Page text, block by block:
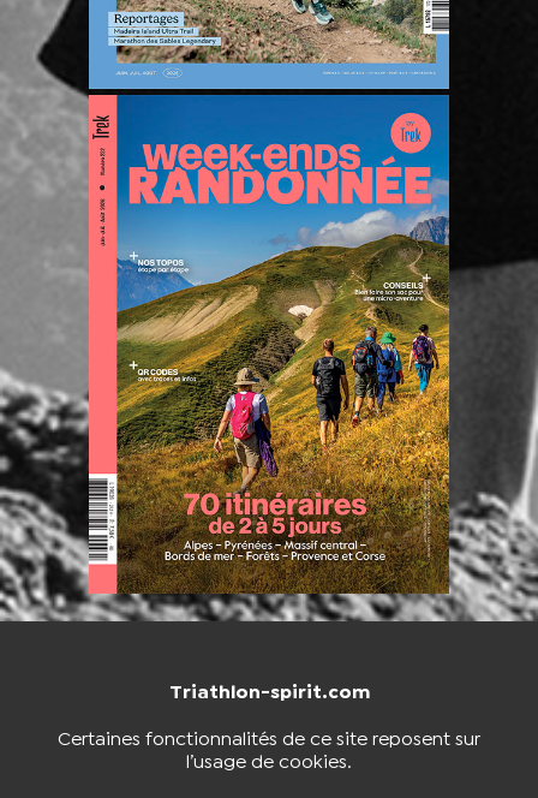
Triathlon-spirit.com
Certaines fonctionnalités de ce site reposent sur
l’usage de cookies.
NOUS CONTACTER BOUTIQUE